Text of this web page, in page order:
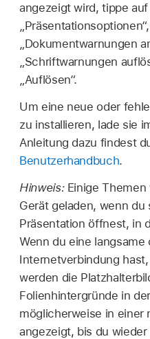
angezeigt wird, tippe auf
„Dokumentwarnungen
„Schriftwarnungen
„Auflösen“.
Um eine neue oder
zu installieren, lade sie
Anleitung dazu findest
Benutzerhandbuch.
Hinweis: Einige
Gerät geladen, wenn
Präsentation öffnest, in
Wenn du eine langsame
Internetverbindung
werden die
Folienhintergründe in
möglicherweise in einer
angezeigt, bis du